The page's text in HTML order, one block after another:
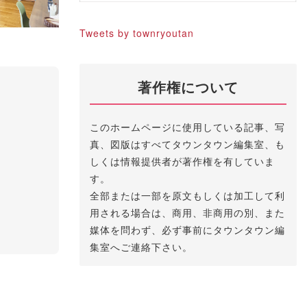
Tweets by townryoutan
著作権について
このホームページに使用している記事、写
真、図版はすべてタウンタウン編集室、も
しくは情報提供者が著作権を有していま
す。
全部または一部を原文もしくは加工して利
用される場合は、商用、非商用の別、また
媒体を問わず、必ず事前にタウンタウン編
集室へご連絡下さい。